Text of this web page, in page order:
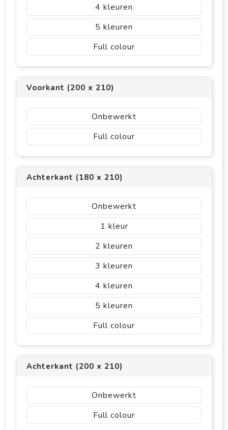
4
5
Full colour
Voorkant (200 x 210)
Onbewerkt
Full colour
Achterkant (180 x 210)
Onbewerkt
1
2
3
4
5
Full colour
Achterkant (200 x 210)
Onbewerkt
Full colour